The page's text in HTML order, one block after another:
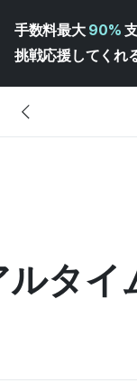
手数料最大 90%
挑戦応援してくれ
タ